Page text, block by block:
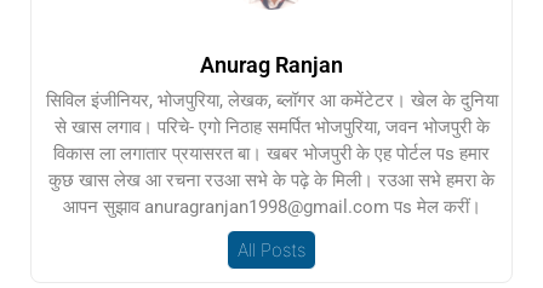
Anurag Ranjan
सिविल इंजीनियर, भोजपुरिया, लेखक, ब्लॉगर आ कमेंटेटर। खेल के दुनिया
से खास लगाव। परिचे- एगो निठाह समर्पित भोजपुरिया, जवन भोजपुरी के
विकास ला लगातार प्रयासरत बा। खबर भोजपुरी के एह पोर्टल पs हमार
कुछ खास लेख आ रचना रउआ सभे के पढ़े के मिली। रउआ सभे हमरा के
आपन सुझाव anuragranjan1998@gmail.com पs मेल करीं।
All Posts